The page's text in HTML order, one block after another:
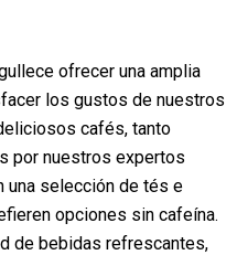
ofrecer una amplia
los gustos de nuestros
cafés, tanto
por nuestros expertos
una selección de tés e
opciones sin cafeína.
de bebidas refrescantes,